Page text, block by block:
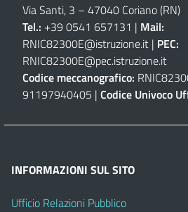
Via Santi, 3 – 47040 Coriano (RN)
Tel.: +39 0541 657131 | Mail:
RNIC82300E@istruzione.it | PEC:
RNIC82300E@pec.istruzione.it
Codice meccanografico:
91197940405 | Codice Univoco
INFORMAZIONI SUL SITO
Ufficio Relazioni Pubblico